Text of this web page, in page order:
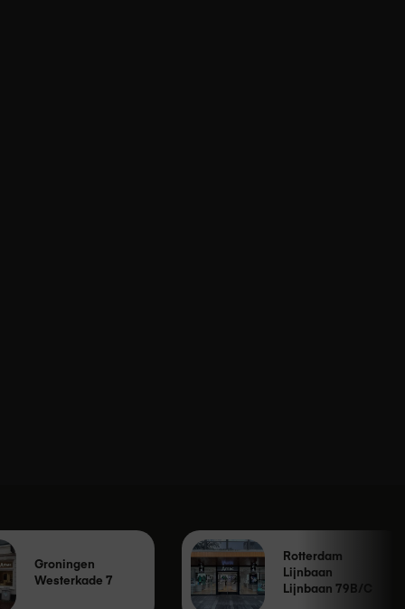
Groningen
Westerkade 7
Rotterdam
Lijnbaan
Lijnbaan 79B/C